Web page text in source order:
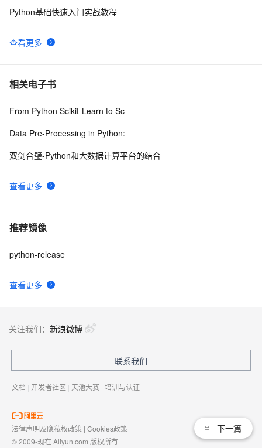
查看更多
Python基础快速入门实战教程
相关电子书
查看更多
From Python Scikit-Learn to Sc
Data Pre-Processing in Python:
双剑合璧-Python和大数据计算平台的结合
推荐镜像
查看更多
python-release
下一篇
关注我们： 新浪微博
联系我们
文档 | 开发者社区 | 天池大赛 | 培训与认证
法律声明及隐私权政策 | Cookies政策
© 2009-现在 Aliyun.com 版权所有